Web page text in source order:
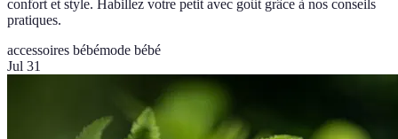
confort et style. Habillez votre petit avec goût grâce à nos conseils
pratiques.
accessoires bébémode bébé
Jul 31